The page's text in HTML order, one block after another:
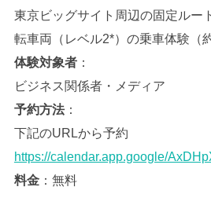
東京ビッグサイト周辺の固定ルー
転車両（レベル2*）の乗車体験（
体験対象者：
ビジネス関係者・メディア
予約方法：
下記のURLから予約
https://calendar.app.google/
料金：無料